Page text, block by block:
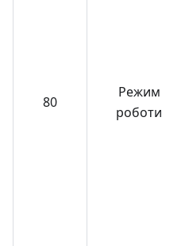
80
Режим
роботи